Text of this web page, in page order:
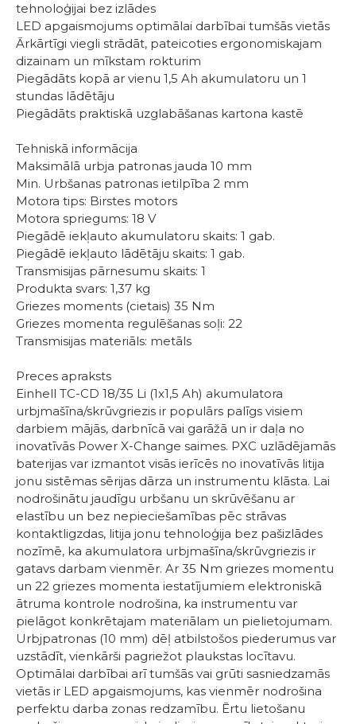
tehnoloģijai bez izlādes
LED apgaismojums optimālai darbībai tumšās vietās
Ārkārtīgi viegli strādāt, pateicoties ergonomiskajam
dizainam un mīkstam rokturim
Piegādāts kopā ar vienu 1,5 Ah akumulatoru un 1
stundas lādētāju
Piegādāts praktiskā uzglabāšanas kartona kastē
Tehniskā informācija
Maksimālā urbja patronas jauda 10 mm
Min. Urbšanas patronas ietilpība 2 mm
Motora tips: Birstes motors
Motora spriegums: 18 V
Piegādē iekļauto akumulatoru skaits: 1 gab.
Piegādē iekļauto lādētāju skaits: 1 gab.
Transmisijas pārnesumu skaits: 1
Produkta svars: 1,37 kg
Griezes moments (cietais) 35 Nm
Griezes momenta regulēšanas soļi: 22
Transmisijas materiāls: metāls
Preces apraksts
Einhell TC-CD 18/35 Li (1x1,5 Ah) akumulatora
urbjmašīna/skrūvgriezis ir populārs palīgs visiem
darbiem mājās, darbnīcā vai garāžā un ir daļa no
inovatīvās Power X-Change saimes. PXC uzlādējamās
baterijas var izmantot visās ierīcēs no inovatīvās litija
jonu sistēmas sērijas dārza un instrumentu klāsta. Lai
nodrošinātu jaudīgu urbšanu un skrūvēšanu ar
elastību un bez nepieciešamības pēc strāvas
kontaktligzdas, litija jonu tehnoloģija bez pašizlādes
nozīmē, ka akumulatora urbjmašīna/skrūvgriezis ir
gatavs darbam vienmēr. Ar 35 Nm griezes momentu
un 22 griezes momenta iestatījumiem elektroniskā
ātruma kontrole nodrošina, ka instrumentu var
pielāgot konkrētajam materiālam un pielietojumam.
Urbjpatronas (10 mm) dēļ atbilstošos piederumus var
uzstādīt, vienkārši pagriežot plaukstas locītavu.
Optimālai darbībai arī tumšās vai grūti sasniedzamās
vietās ir LED apgaismojums, kas vienmēr nodrošina
perfektu darba zonas redzamību. Ērtu lietošanu